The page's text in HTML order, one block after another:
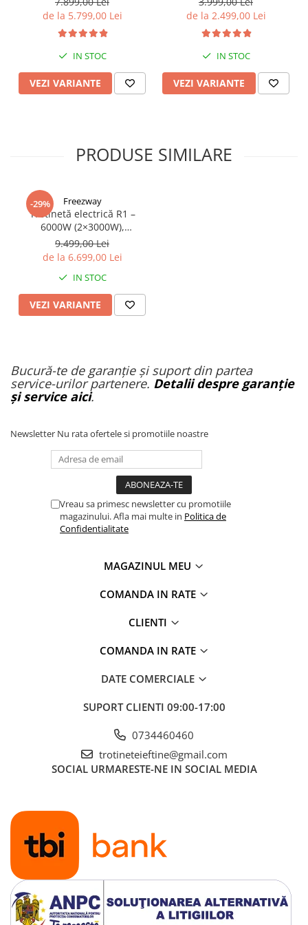
Electric Scooter) - Motor
de 80km, Viteză Până la
65km/h, Baterie 52V 23.2Ah
de la 5.799,00 Lei
IN STOC
VEZI VARIANTE
55Km, Motor 600W, 48V
de la 2.499,00 Lei
IN STOC
VEZI VARIANTE
PRODUSE SIMILARE
-29% Freezway
Trotinetă electrică R1 –
6000W (2×3000W),
autonomie 100 km, viteză
90 km/h, suspensie dublă,
9.499,00 Lei
de la 6.699,00 Lei
IN STOC
VEZI VARIANTE
Bucură-te de garanție și suport din partea
service-urilor partenere. Detalii despre garanție
și service aici.
Newsletter Nu rata ofertele si promotiile noastre
Vreau sa primesc newsletter cu promotiile
magazinului. Afla mai multe in Politica de
Confidentialitate
MAGAZINUL MEU
COMANDA IN RATE
CLIENTI
COMANDA IN RATE
DATE COMERCIALE
SUPORT CLIENTI 09:00-17:00
0734460460
trotineteieftine@gmail.com
SOCIAL URMARESTE-NE IN SOCIAL MEDIA